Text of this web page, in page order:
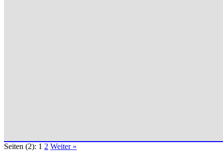
Seiten (2): 1 2 Weiter »